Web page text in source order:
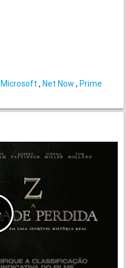
Microsoft Net Now Prime